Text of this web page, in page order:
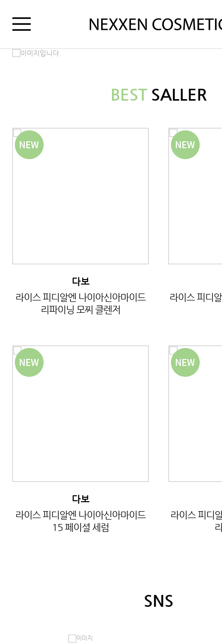
BESTSALLER
다보
라이스 피디알엔 나이아신아마이드
리파이닝 모찌 클렌저
라이스 피디
다보
라이스 피디알엔 나이아신아마이드
15 페이셜 세럼
라이스 피디
SNS